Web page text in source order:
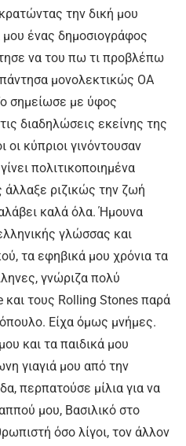
την δική μου
μου ένας δημοσιογράφος
να του πω τι προβλέπω
μονολεκτικώς OA
σημείωσε με ύφος
διαδηλώσεις εκείνης της
κύπριοι γινόντουσαν
πολιτικοποιημένα
ριζικώς την ζωή
καλά όλα. Ήμουνα
γλώσσας και
τα εφηβικά μου χρόνια τα
γνώριζα πολύ
και τους Rolling Stones παρά
Είχα όμως μνήμες.
και τα παιδικά μου
γιαγιά μου από την
περπατούσε μίλια για να
μου, Βασιλικό στο
όσο λίγοι, τον άλλον